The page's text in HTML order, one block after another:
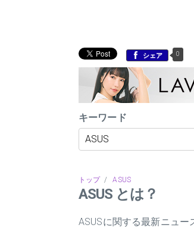
シェア 0
キーワード
トップ/ASUS
ASUS とは？
ASUSに関する最新ニュー